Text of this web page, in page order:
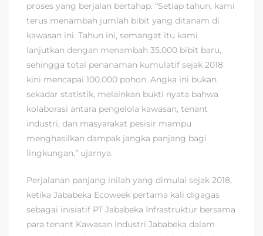
proses yang berjalan bertahap. “Setiap tahun, kami
terus menambah jumlah bibit yang ditanam di
kawasan ini. Tahun ini, semangat itu kami
lanjutkan dengan menambah 35.000 bibit baru,
sehingga total penanaman kumulatif sejak 2018
kini mencapai 100.000 pohon. Angka ini bukan
sekadar statistik, melainkan bukti nyata bahwa
kolaborasi antara pengelola kawasan, tenant
industri, dan masyarakat pesisir mampu
menghasilkan dampak jangka panjang bagi
lingkungan,” ujarnya.
Perjalanan panjang inilah yang dimulai sejak 2018,
ketika Jababeka Ecoweek pertama kali digagas
sebagai inisiatif PT Jababeka Infrastruktur bersama
para tenant Kawasan Industri Jababeka dalam